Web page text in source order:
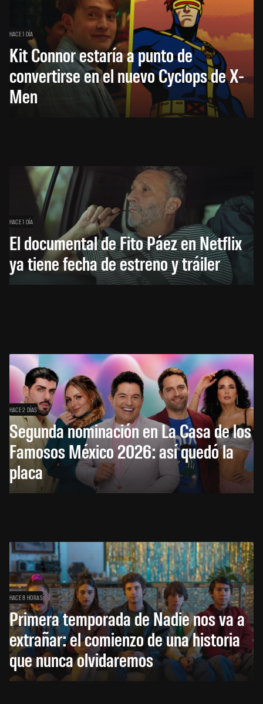
HACE 1 DÍA
Kit Connor estaría a punto de
convertirse en el nuevo Cyclops de X-
Men
HACE 1 DÍA
El documental de Fito Páez en Netflix
ya tiene fecha de estreno y tráiler
HACE 2 DÍAS
Segunda nominación en La Casa de los
Famosos México 2026: así quedó la
placa
HACE 8 HORAS
Primera temporada de Nadie nos va a
extrañar: el comienzo de una historia
que nunca olvidaremos